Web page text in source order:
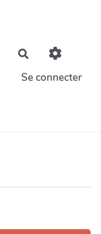
Rechercher
Se connecter